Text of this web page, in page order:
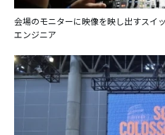
会場のモニターに映像を映し出すスイ
エンジニア